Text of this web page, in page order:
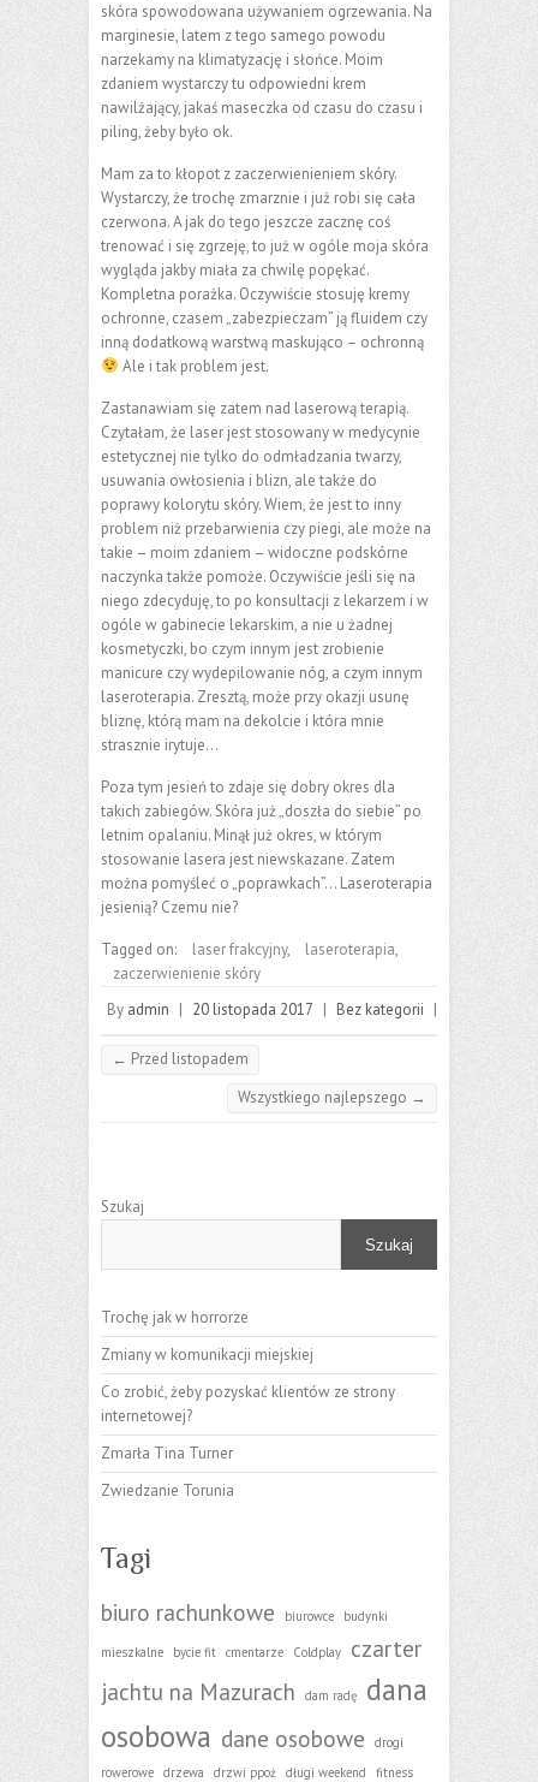
skóra spowodowana używaniem ogrzewania. Na
marginesie, latem z tego samego powodu
narzekamy na klimatyzację i słońce. Moim
zdaniem wystarczy tu odpowiedni krem
nawilżający, jakaś maseczka od czasu do czasu i
piling, żeby było ok.
Mam za to kłopot z zaczerwienieniem skóry.
Wystarczy, że trochę zmarznie i już robi się cała
czerwona. A jak do tego jeszcze zacznę coś
trenować i się zgrzeję, to już w ogóle moja skóra
wygląda jakby miała za chwilę popękać.
Kompletna porażka. Oczywiście stosuję kremy
ochronne, czasem „zabezpieczam” ją fluidem czy
inną dodatkową warstwą maskująco – ochronną
Ale i tak problem jest.
Zastanawiam się zatem nad laserową terapią.
Czytałam, że laser jest stosowany w medycynie
estetycznej nie tylko do odmładzania twarzy,
usuwania owłosienia i blizn, ale także do
poprawy kolorytu skóry. Wiem, że jest to inny
problem niż przebarwienia czy piegi, ale może na
takie – moim zdaniem – widoczne podskórne
naczynka także pomoże. Oczywiście jeśli się na
niego zdecyduję, to po konsultacji z lekarzem i w
ogóle w gabinecie lekarskim, a nie u żadnej
kosmetyczki, bo czym innym jest zrobienie
manicure czy wydepilowanie nóg, a czym innym
laseroterapia. Zresztą, może przy okazji usunę
bliznę, którą mam na dekolcie i która mnie
strasznie irytuje…
Poza tym jesień to zdaje się dobry okres dla
takich zabiegów. Skóra już „doszła do siebie” po
letnim opalaniu. Minął już okres, w którym
stosowanie lasera jest niewskazane. Zatem
można pomyśleć o „poprawkach”… Laseroterapia
jesienią? Czemu nie?
Tagged on: laser frakcyjny, laseroterapia,
zaczerwienienie skóry
By admin | 20 listopada 2017 | Bez kategorii |
← Przed listopadem
Wszystkiego najlepszego →
Szukaj
Szukaj
Trochę jak w horrorze
Zmiany w komunikacji miejskiej
Co zrobić, żeby pozyskać klientów ze strony
internetowej?
Zmarła Tina Turner
Zwiedzanie Torunia
Tagi
biuro rachunkowe biurowce budynki
mieszkalne bycie fit cmentarze Coldplay
czarter
jachtu na Mazurach
dam radę
dana
osobowa dane osobowe
drogi
rowerowe drzewa drzwi ppoż długi weekend fitness